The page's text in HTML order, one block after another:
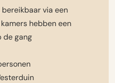
via een
hebben een
de gang